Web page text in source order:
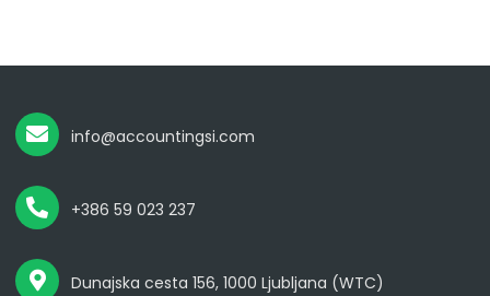
info@accountingsi.com
+386 59 023 237
Dunajska cesta 156, 1000 Ljubljana (WTC)